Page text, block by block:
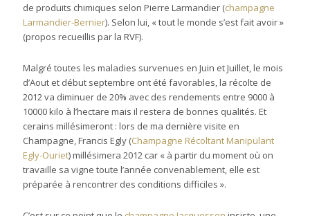
de produits chimiques selon Pierre Larmandier (champagne
Larmandier-Bernier). Selon lui, « tout le monde s’est fait avoir »
(propos recueillis par la RVF).
Malgré toutes les maladies survenues en Juin et Juillet, le mois
d’Aout et début septembre ont été favorables, la récolte de
2012 va diminuer de 20% avec des rendements entre 9000 à
10000 kilo à l’hectare mais il restera de bonnes qualités. Et
cerains millésimeront : lors de ma dernière visite en
Champagne, Francis Egly (Champagne Récoltant Manipulant
Egly-Ouriet) millésimera 2012 car « à partir du moment où on
travaille sa vigne toute l’année convenablement, elle est
préparée à rencontrer des conditions difficiles ».